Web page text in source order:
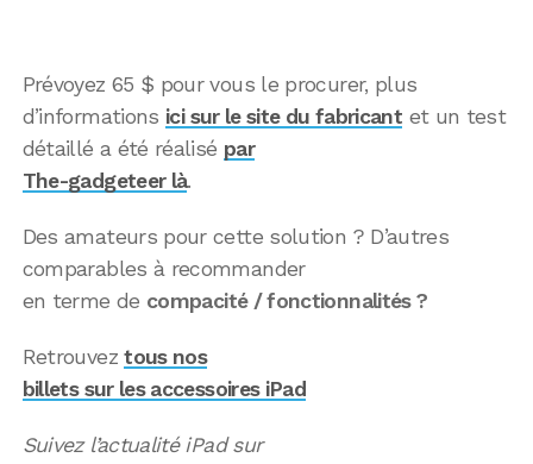
Prévoyez 65 $ pour vous le procurer, plus
d’informations ici sur le site du fabricant et un test
détaillé a été réalisé par
The-gadgeteer là.
Des amateurs pour cette solution ? D’autres
comparables à recommander
en terme de compacité / fonctionnalités ?
Retrouveztous nos
billets sur les accessoires iPad
Suivez l’actualité iPad sur